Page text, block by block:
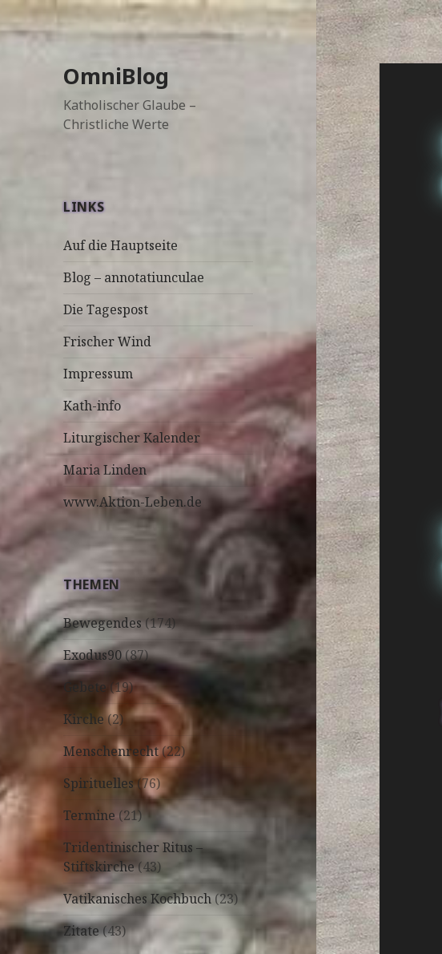
OmniBlog
Katholischer Glaube –
Christliche Werte
LINKS
Auf die Hauptseite
Blog – annotatiunculae
Die Tagespost
Frischer Wind
Impressum
Kath-info
Liturgischer Kalender
Maria Linden
www.Aktion-Leben.de
THEMEN
Bewegendes (174)
Exodus90(87)
Gebete (19)
Kirche (2)
Menschenrecht(22)
Spirituelles(76)
Termine (21)
Tridentinischer Ritus –
Stiftskirche(43)
Vatikanisches Kochbuch(23)
Zitate(43)